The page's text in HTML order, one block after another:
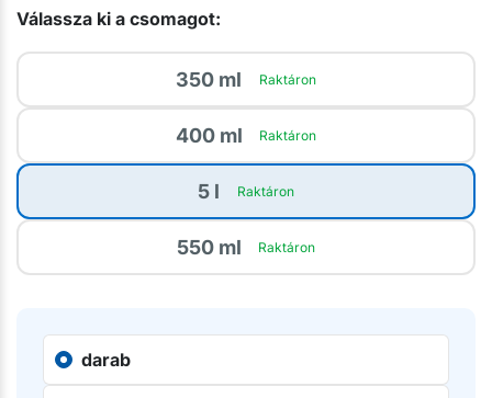
Válassza ki a csomagot:
350 ml Raktáron
400 ml Raktáron
5 l Raktáron
550 ml Raktáron
darab